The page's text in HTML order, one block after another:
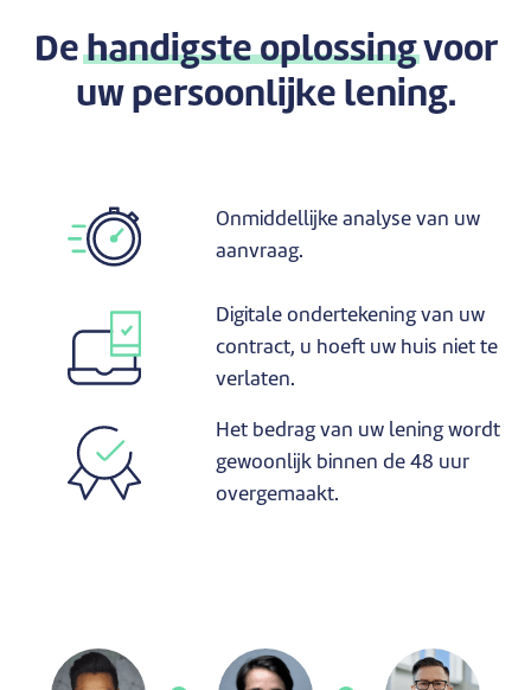
Dehandigste oplossingvoor
uw persoonlijke lening.
Onmiddellijke analyse van uw
aanvraag.
Digitale ondertekening van uw
contract, u hoeft uw huis niet te
verlaten.
Het bedrag van uw lening wordt
gewoonlijk binnen de 48 uur
overgemaakt.